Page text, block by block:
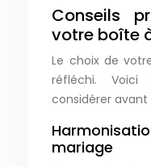
Conseils
votre boîte
Le choix de
réfléchi.
considérer
mariage